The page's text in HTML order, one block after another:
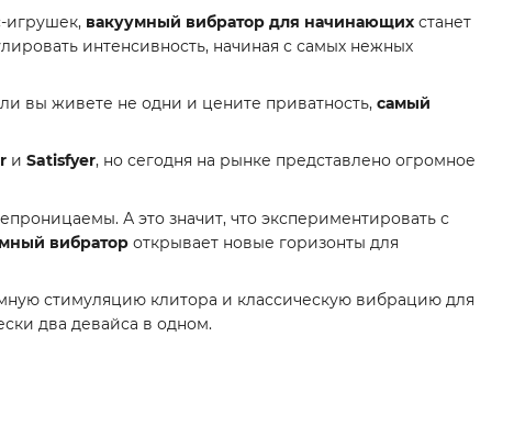
игрушек, вакуумный вибратор для начинающих станет
интенсивность, начиная с самых нежных
вы живете не одни и цените приватность, самый
и Satisfyer, но сегодня на рынке представлено огромное
А это значит, что экспериментировать с
вибратор открывает новые горизонты для
стимуляцию клитора и классическую вибрацию для
два девайса в одном.